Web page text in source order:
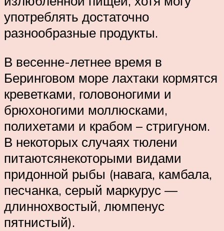
употреблять достаточно
разнообразные продукты.
В весенне-летнее время в
Беринговом море лахтаки кормятся
креветками, головоногими и
брюхоногими моллюсками,
полихетами и крабом – стригуном.
В некоторых случаях тюлени
питаютсянекоторыми видами
придонной рыбы (навага, камбала,
песчанка, серый маркурус —
длиннохвостый, люмпенус
пятнистый).